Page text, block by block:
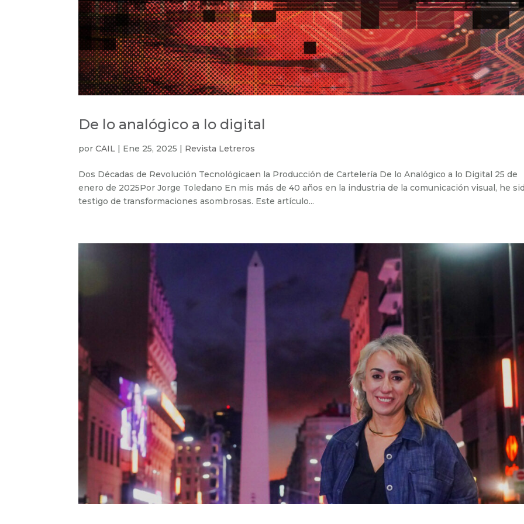
De lo analógico a lo digital
porCAIL | Ene 25, 2025 | Revista Letreros
Dos Décadas de Revolución Tecnológicaen la Producción de Cartelería De lo Analógico a lo Digital 25 de
enero de 2025Por Jorge Toledano En mis más de 40 años en la industria de la comunicación visual, he
testigo de transformaciones asombrosas. Este artículo...